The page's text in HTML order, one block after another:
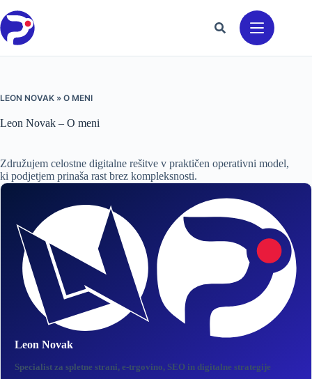
na
vsebino
LEON NOVAK » O MENI
Leon Novak – O meni
Združujem celostne digitalne rešitve v praktičen operativni model,
ki podjetjem prinaša rast brez kompleksnosti.
Leon Novak
Specialist za spletne strani, e‑trgovino, SEO in digitalne strategije